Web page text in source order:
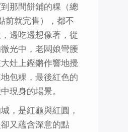
那間餅鋪的粿（總
前就完售），都不
邊吃邊想像著，從
光中，老闆娘彎腰
灶上鏗鏘作響地攪
包粿，最後紅色的
現身的場景。
，是紅龜與紅圓，
又蘊含深意的點